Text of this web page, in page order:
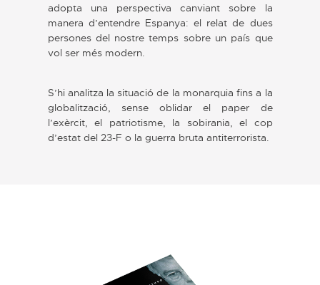
adopta una perspectiva canviant sobre la
manera d’entendre Espanya: el relat de dues
persones del nostre temps sobre un país que
vol ser més modern.
S’hi analitza la situació de la monarquia fins a la
globalització, sense oblidar el paper de
l’exèrcit, el patriotisme, la sobirania, el cop
d’estat del 23-F o la guerra bruta antiterrorista.